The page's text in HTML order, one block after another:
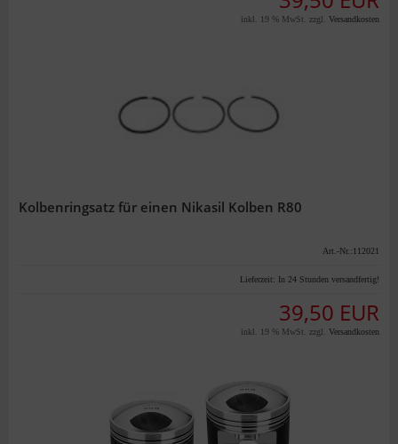
inkl. 19 % MwSt. zzgl. Versandkosten
Kolbenringsatz für einen Nikasil Kolben R80
Art.-Nr.:112021
Lieferzeit: In 24 Stunden versandfertig!
39,50 EUR
inkl. 19 % MwSt. zzgl. Versandkosten